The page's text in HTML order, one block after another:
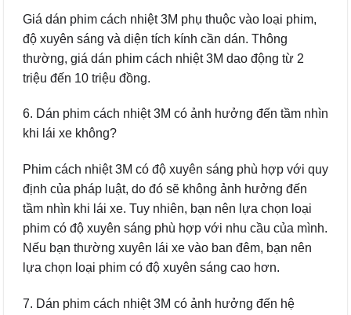
Giá dán phim cách nhiệt 3M phụ thuộc vào loại phim,
độ xuyên sáng và diện tích kính cần dán. Thông
thường, giá dán phim cách nhiệt 3M dao động từ 2
triệu đến 10 triệu đồng.
6. Dán phim cách nhiệt 3M có ảnh hưởng đến tầm nhìn
khi lái xe không?
Phim cách nhiệt 3M có độ xuyên sáng phù hợp với quy
định của pháp luật, do đó sẽ không ảnh hưởng đến
tầm nhìn khi lái xe. Tuy nhiên, bạn nên lựa chọn loại
phim có độ xuyên sáng phù hợp với nhu cầu của mình.
Nếu bạn thường xuyên lái xe vào ban đêm, bạn nên
lựa chọn loại phim có độ xuyên sáng cao hơn.
7. Dán phim cách nhiệt 3M có ảnh hưởng đến hệ